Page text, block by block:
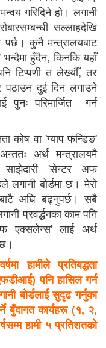
गरिदिने हो। लगानी
सल्लाहदेखि
पर्छ। कुनै मन्त्रालयबाट
भन्दैमा हुँदैन, किनकि यहाँ
टिप्पणी त लेख्यौँ, तर
पठाउन दुई दिन लगाउने
पुनः परिमार्जित गर्न
कोष वा 'ग्याप फन्डिङ'
अर्थ मन्त्रालयमै
साझेदारी 'सेन्टर अफ
बोर्डमा छ। मेरो
अघि बढ्नुपर्छ। सबै
प्रवर्द्धनका काम पनि
एक्सलेन्स' लाई अर्थ
हामीले प्रतिबद्धता
पनि हासिल गर्न
बोर्डलाई सुदृढ गर्नुका
बुँदागत कार्यहरू (१, २,
हामी ५ प्रतिशतको